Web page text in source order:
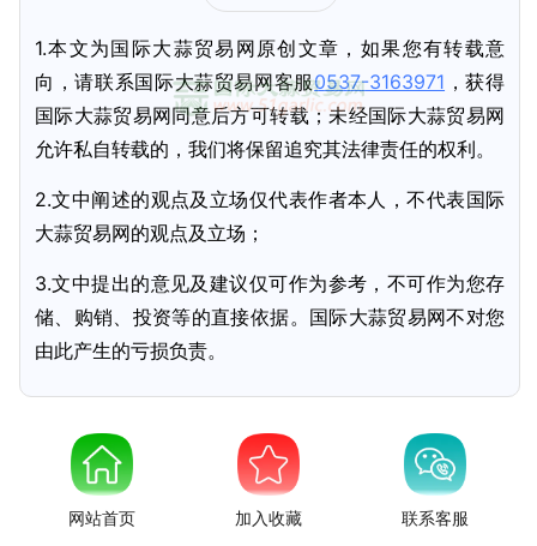
1.本文为国际大蒜贸易网原创文章，如果您有转载意
向，请联系国际大蒜贸易网客服0537-3163971 ，获得
国际大蒜贸易网同意后方可转载；未经国际大蒜贸易网
允许私自转载的，我们将保留追究其法律责任的权利。
2.文中阐述的观点及立场仅代表作者本人，不代表国际
大蒜贸易网的观点及立场；
3.文中提出的意见及建议仅可作为参考，不可作为您存
储、购销、投资等的直接依据。国际大蒜贸易网不对您
由此产生的亏损负责。
网站首页 加入收藏 联系客服